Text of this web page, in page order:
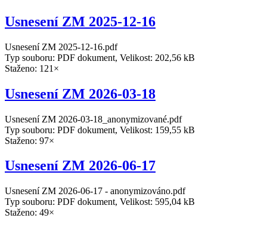
Usnesení ZM 2025-12-16
Usnesení ZM 2025-12-16.pdf
Typ souboru: PDF dokument, Velikost: 202,56 kB
Staženo: 121×
Usnesení ZM 2026-03-18
Usnesení ZM 2026-03-18_anonymizované.pdf
Typ souboru: PDF dokument, Velikost: 159,55 kB
Staženo: 97×
Usnesení ZM 2026-06-17
Usnesení ZM 2026-06-17 - anonymizováno.pdf
Typ souboru: PDF dokument, Velikost: 595,04 kB
Staženo: 49×